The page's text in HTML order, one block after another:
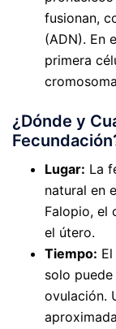
fusionan,
(ADN). En
primera
¿Dónde y
Lugar: La
natural en
Falopio, el
el útero.
Tiempo:
solo
ovulación.